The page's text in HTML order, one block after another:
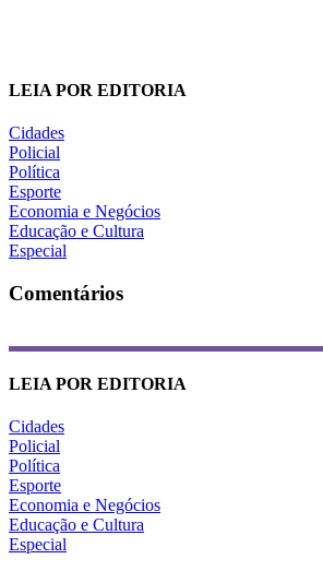
LEIA POR EDITORIA
Cidades
Policial
Política
Esporte
Economia e Negócios
Educação e Cultura
Especial
Comentários
LEIA POR EDITORIA
Cidades
Policial
Política
Esporte
Economia e Negócios
Educação e Cultura
Especial